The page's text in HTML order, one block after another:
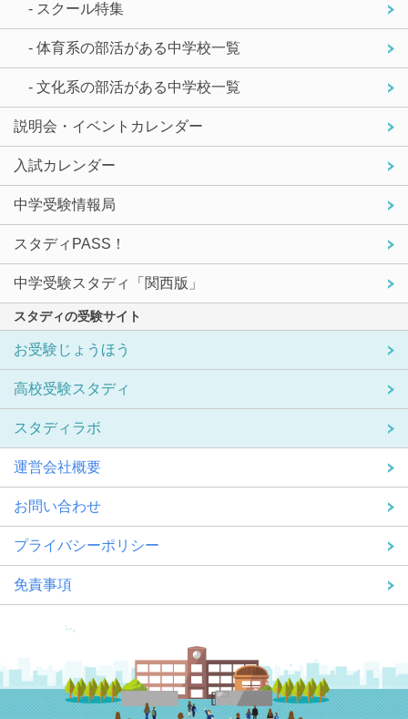
- スクール特集
- 体育系の部活がある中学校一覧
- 文化系の部活がある中学校一覧
説明会・イベントカレンダー
入試カレンダー
中学受験情報局
スタディPASS！
中学受験スタディ「関西版」
スタディの受験サイト
お受験じょうほう
高校受験スタディ
スタディラボ
運営会社概要
お問い合わせ
プライバシーポリシー
免責事項